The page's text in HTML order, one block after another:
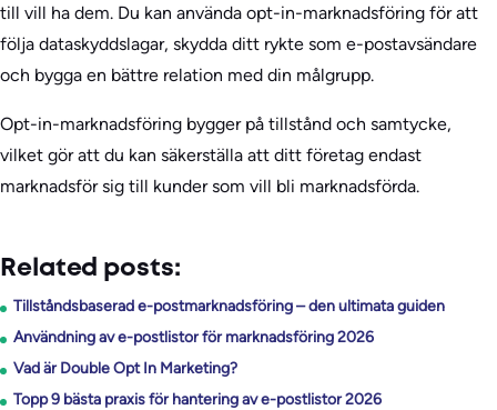
till vill ha dem. Du kan använda opt-in-marknadsföring för att
följa dataskyddslagar, skydda ditt rykte som e-postavsändare
och bygga en bättre relation med din målgrupp.
Opt-in-marknadsföring bygger på tillstånd och samtycke,
vilket gör att du kan säkerställa att ditt företag endast
marknadsför sig till kunder som vill bli marknadsförda.
Related posts:
Tillståndsbaserad e-postmarknadsföring – den ultimata guiden
Användning av e-postlistor för marknadsföring 2026
Vad är Double Opt In Marketing?
Topp 9 bästa praxis för hantering av e-postlistor 2026